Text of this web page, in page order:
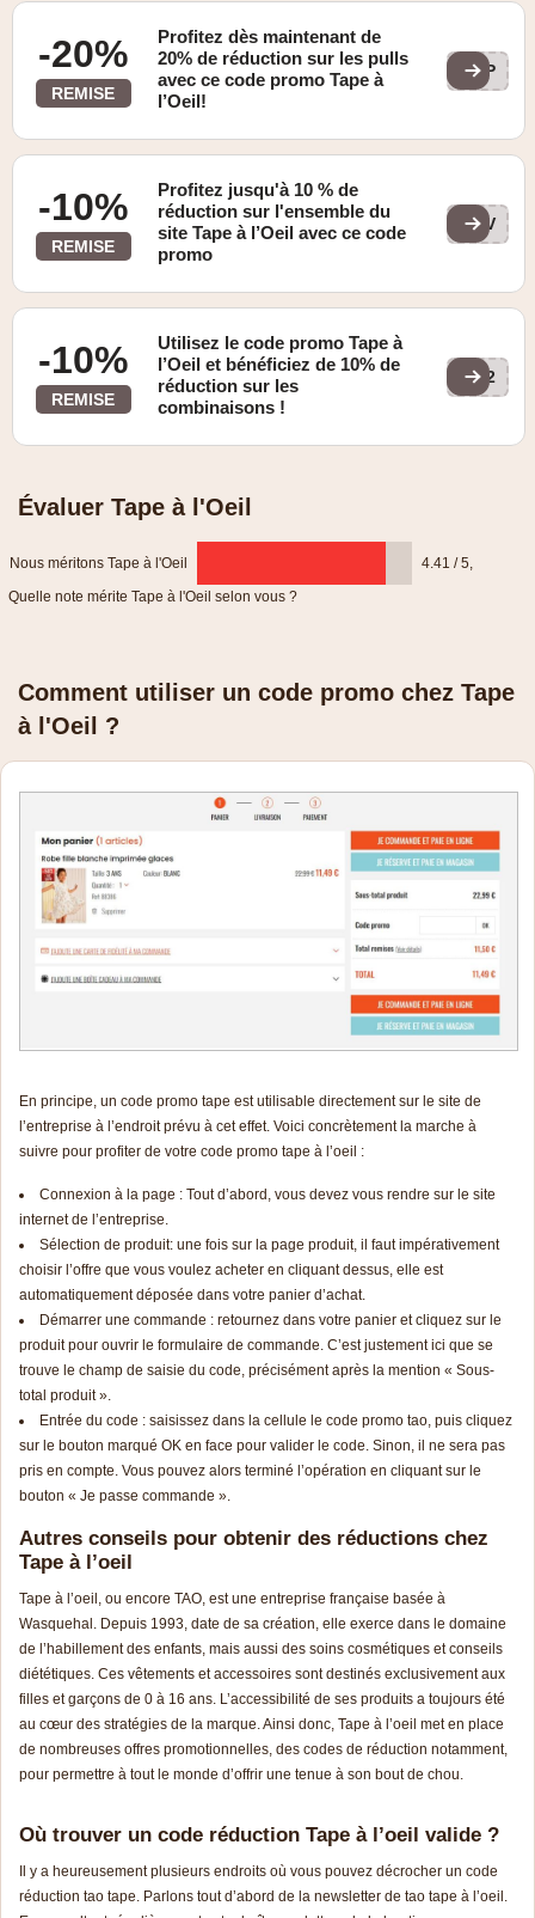
-20%
REMISE
Profitez dès maintenant de
20% de réduction sur les pulls
avec ce code promo Tape à
l’Oeil!
HPP
-10%
REMISE
Profitez jusqu'à 10 % de
réduction sur l'ensemble du
site Tape à l’Oeil avec ce code
promo
7XV
-10%
REMISE
Utilisez le code promo Tape à
l’Oeil et bénéficiez de 10% de
réduction sur les
combinaisons !
302
Évaluer Tape à l'Oeil
Nous méritons Tape à l'Oeil 4.41 / 5
Quelle note mérite Tape à l'Oeil selon vous ?
Comment utiliser un code promo chez Tape
à l'Oeil ?
En principe, un code promo tape est utilisable directement sur le site de
l’entreprise à l’endroit prévu à cet effet. Voici concrètement la marche à
suivre pour profiter de votre code promo tape à l’oeil :
Connexion à la page : Tout d’abord, vous devez vous rendre sur le site
internet de l’entreprise.
Sélection de produit: une fois sur la page produit, il faut impérativement
choisir l’offre que vous voulez acheter en cliquant dessus, elle est
automatiquement déposée dans votre panier d’achat.
Démarrer une commande : retournez dans votre panier et cliquez sur le
produit pour ouvrir le formulaire de commande. C’est justement ici que se
trouve le champ de saisie du code, précisément après la mention « Sous-
total produit ».
Entrée du code : saisissez dans la cellule le code promo tao, puis cliquez
sur le bouton marqué OK en face pour valider le code. Sinon, il ne sera pas
pris en compte. Vous pouvez alors terminé l’opération en cliquant sur le
bouton « Je passe commande ».
Autres conseils pour obtenir des réductions chez
Tape à l’oeil
Tape à l’oeil, ou encore TAO, est une entreprise française basée à
Wasquehal. Depuis 1993, date de sa création, elle exerce dans le domaine
de l’habillement des enfants, mais aussi des soins cosmétiques et conseils
diététiques. Ces vêtements et accessoires sont destinés exclusivement aux
filles et garçons de 0 à 16 ans. L’accessibilité de ses produits a toujours été
au cœur des stratégies de la marque. Ainsi donc, Tape à l’oeil met en place
de nombreuses offres promotionnelles, des codes de réduction notamment,
pour permettre à tout le monde d’offrir une tenue à son bout de chou.
Où trouver un code réduction Tape à l’oeil valide ?
Il y a heureusement plusieurs endroits où vous pouvez décrocher un code
réduction tao tape. Parlons tout d’abord de la newsletter de tao tape à l’oeil.